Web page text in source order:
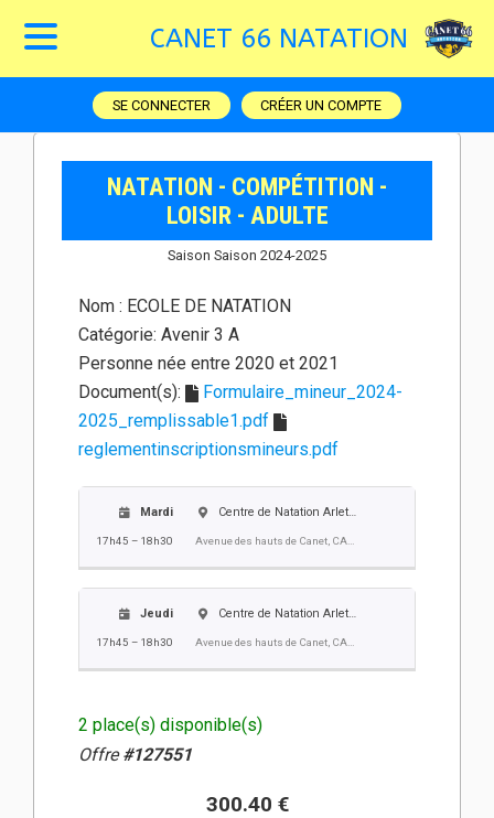
CANET 66 NATATION
SE CONNECTER CRÉER UN COMPTE
NATATION - COMPÉTITION -
LOISIR - ADULTE
Saison Saison 2024-2025
Nom : ECOLE DE NATATION
Catégorie: Avenir 3 A
Personne née entre 2020 et 2021
Document(s):
Formulaire_mineur_2024-
2025_remplissable1.pdf
reglementinscriptionsmineurs.pdf
Mardi
17h45 – 18h30
Centre de Natation Arlette Franco
Avenue des hauts de Canet, CANET EN ROUSSILLON
Jeudi
17h45 – 18h30
Centre de Natation Arlette Franco
Avenue des hauts de Canet, CANET EN ROUSSILLON
2 place(s) disponible(s)
Offre#127551
300.40 €